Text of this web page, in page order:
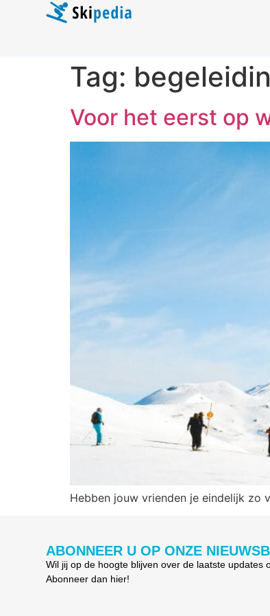
Tag:
Voor het eerst op
Hebben jouw vrienden je eindelijk zo
ABONNEER U OP ONZE
Wil jij op de hoogte blijven over de laatste updates
Abonneer dan hier!